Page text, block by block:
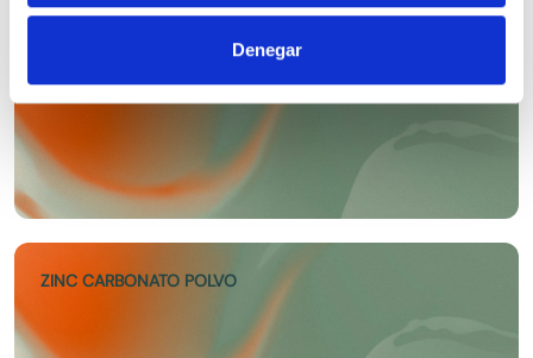
Denegar
ZINC GLUCONATO EP
ZINC CARBONATO POLVO